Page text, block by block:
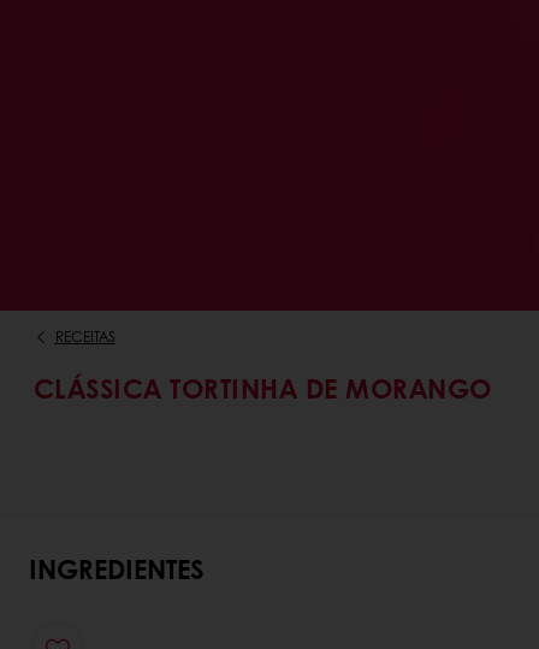
RECEITAS
CLÁSSICA TORTINHA DE MORANGO
INGREDIENTES